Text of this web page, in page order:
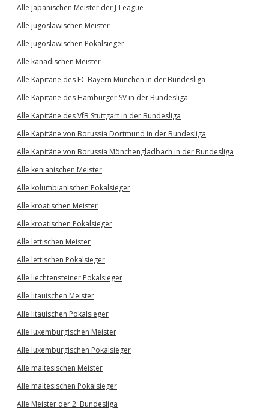
Alle japanischen Meister der J-League
Alle jugoslawischen Meister
Alle jugoslawischen Pokalsieger
Alle kanadischen Meister
Alle Kapitäne des FC Bayern München in der Bundesliga
Alle Kapitäne des Hamburger SV in der Bundesliga
Alle Kapitäne des VfB Stuttgart in der Bundesliga
Alle Kapitäne von Borussia Dortmund in der Bundesliga
Alle Kapitäne von Borussia Mönchengladbach in der Bundesliga
Alle kenianischen Meister
Alle kolumbianischen Pokalsieger
Alle kroatischen Meister
Alle kroatischen Pokalsieger
Alle lettischen Meister
Alle lettischen Pokalsieger
Alle liechtensteiner Pokalsieger
Alle litauischen Meister
Alle litauischen Pokalsieger
Alle luxemburgischen Meister
Alle luxemburgischen Pokalsieger
Alle maltesischen Meister
Alle maltesischen Pokalsieger
Alle Meister der 2. Bundesliga